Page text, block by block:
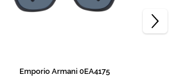
Emporio Armani 0EA4175